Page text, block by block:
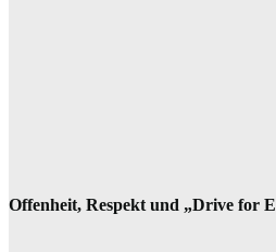
Offenheit, Respekt und „Drive for